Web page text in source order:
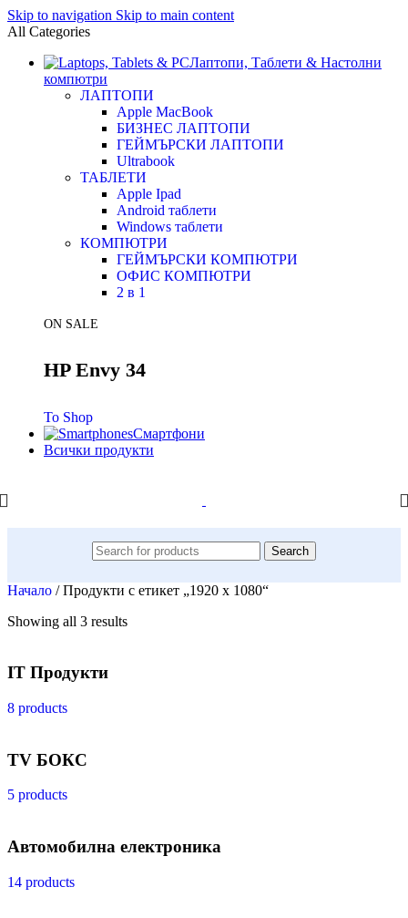
Skip to navigation Skip to main content
All Categories
Лаптопи, Таблети & Настолни
компютри
ЛАПТОПИ
Apple MacBook
БИЗНЕС ЛАПТОПИ
ГЕЙМЪРСКИ ЛАПТОПИ
Ultrabook
ТАБЛЕТИ
Apple Ipad
Android таблети
Windows таблети
КОМПЮТРИ
ГЕЙМЪРСКИ КОМПЮТРИ
ОФИС КОМПЮТРИ
2 в 1
ON SALE
HP Envy 34
To Shop
Смартфони
Всички продукти
Search
Начало / Продукти с етикет „1920 x 1080“
Showing all 3 results
IT Продукти
8 products
TV БОКС
5 products
Автомобилна електроника
14 products